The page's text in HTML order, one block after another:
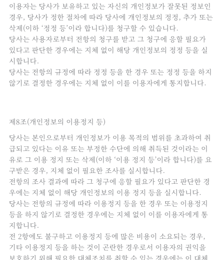
이용자는 당사가 보유하고 있는 자신의 개인정보가 잘못된 정보인
경우, 당사가 정한 절차에 따라 당사에 개인정보의 정정, 추가 또는
삭제(이하 ‘정정 등’이라 합니다)를 청구할 수 있습니다.
당사는 사용자로부터 전항의 청구를 받고 그 청구에 응할 필요가
있다고 판단한 경우에는 지체 없이 해당 개인정보의 정정 등을 실
시합니다.
당사는 전항의 규정에 따라 정정 등을 한 경우 또는 정정 등을 하지
않기로 결정한 경우에는 지체 없이 이를 이용자에게 통지합니다.
제8조(개인정보의 이용정지 등)
당사는 본인으로부터 개인정보가 이용 목적의 범위를 초과하여 취
급되고 있다는 이유 또는 부정한 수단에 의해 취득된 것이라는 이
유로 그 이용 정지 또는 삭제(이하 ‘이용 정지 등’이라 합니다)를 요
구받은 경우, 지체 없이 필요한 조사를 실시합니다.
전항의 조사 결과에 따라 그 청구에 응할 필요가 있다고 판단한 경
우에는 지체 없이 해당 개인정보의 이용 정지 등을 실시합니다.
당사는 전항의 규정에 따라 이용정지 등을 한 경우 또는 이용정지
등을 하지 않기로 결정한 경우에는 지체 없이 이를 이용자에게 통
지합니다.
전 2항에도 불구하고 이용정지 등에 많은 비용이 소요되는 경우,
기타 이용정지 등을 하는 것이 곤란한 경우로서 이용자의 권익을
보호하기 위해 필요한 대체조치를 취할 수 있는 경우에는 이 대체